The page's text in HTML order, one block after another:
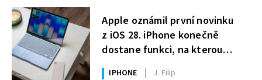
Apple oznámil první novinku
z iOS 28. iPhone konečně
dostane funkci, na kterou
uživatelé Windows čekají roky
IPHONE J. Filip